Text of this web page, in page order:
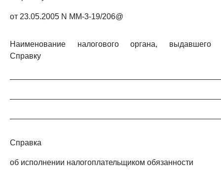
от 23.05.2005 N ММ-3-19/206@
Наименование налогового органа, выдавшего
Справку
Справка
об исполнении налогоплательщиком обязанности